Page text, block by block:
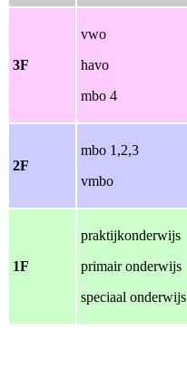
3F
vwo
havo
mbo 4
2F
mbo 1,2,3
vmbo
1F
praktijkonderwijs
primair onderwijs
speciaal onderwijs